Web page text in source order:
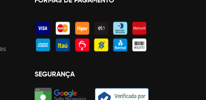
SEGURANÇA